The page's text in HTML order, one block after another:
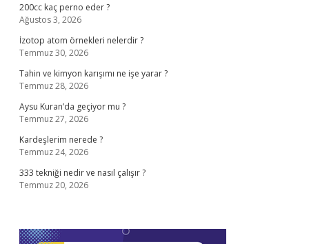
200cc kaç perno eder ?
Ağustos 3, 2026
İzotop atom örnekleri nelerdir ?
Temmuz 30, 2026
Tahin ve kimyon karışımı ne işe yarar ?
Temmuz 28, 2026
Aysu Kuran’da geçiyor mu ?
Temmuz 27, 2026
Kardeşlerim nerede ?
Temmuz 24, 2026
333 tekniği nedir ve nasıl çalışır ?
Temmuz 20, 2026